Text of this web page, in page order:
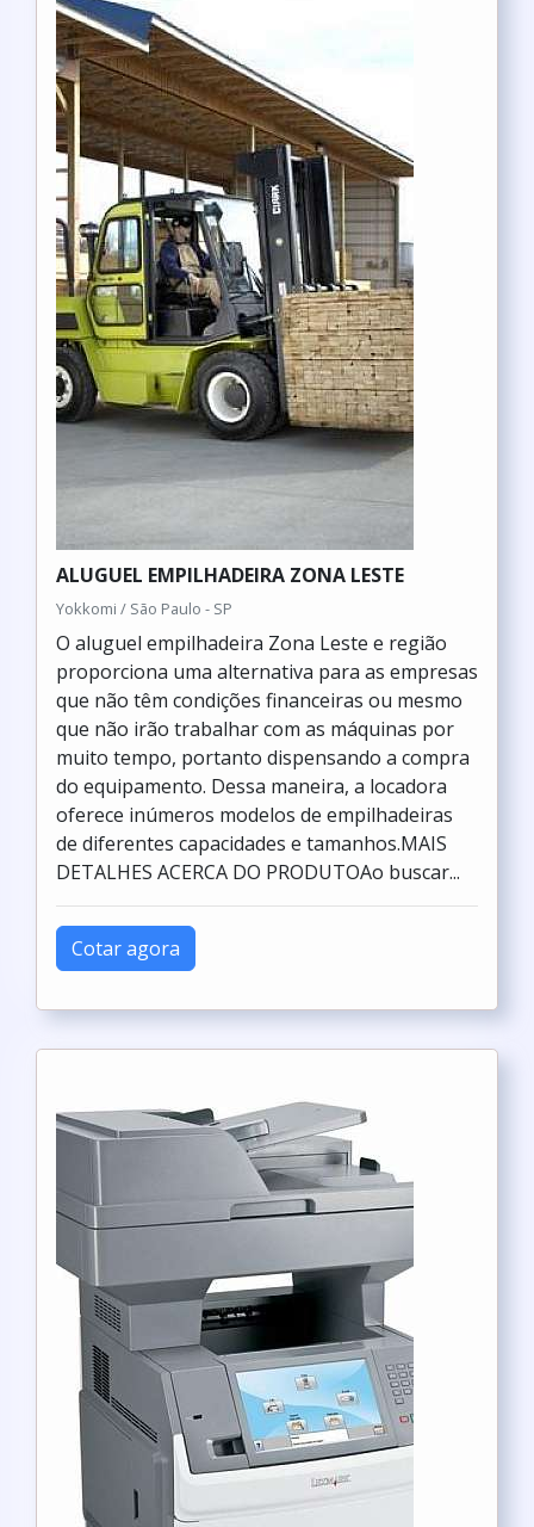
ALUGUEL EMPILHADEIRA ZONA LESTE
Yokkomi / São Paulo - SP
O aluguel empilhadeira Zona Leste e região
proporciona uma alternativa para as empresas
que não têm condições financeiras ou mesmo
que não irão trabalhar com as máquinas por
muito tempo, portanto dispensando a compra
do equipamento. Dessa maneira, a locadora
oferece inúmeros modelos de empilhadeiras
de diferentes capacidades e tamanhos.MAIS
DETALHES ACERCA DO PRODUTOAo buscar...
Cotar agora